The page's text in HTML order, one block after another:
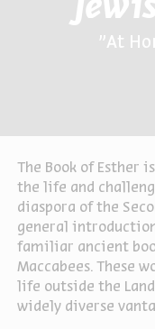
The Book of Esther
the life and
diaspora of the
general
familiar ancient
Maccabees. These
life outside the
widely diverse